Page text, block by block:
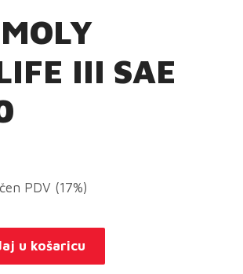
III SAE
PDV (17%)
u košaricu